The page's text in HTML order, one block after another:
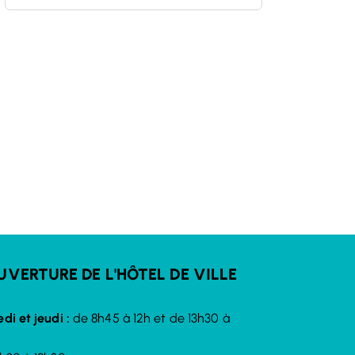
DE L'HÔTEL DE VILLE
et jeudi : de 8h45 à 12h et de 13h30 à